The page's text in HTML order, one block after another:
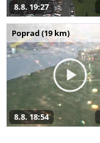
8.8. 19:27
Poprad (19 km)
8.8. 18:54